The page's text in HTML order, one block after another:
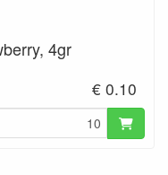
4gr
€ 0.10